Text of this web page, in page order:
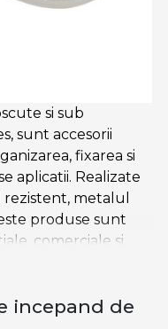
si sub
sunt accesorii
fixarea si
aplicatii. Realizate
metalul
produse sunt
comerciale si
gama variata de
adaptate pentru
incepand de